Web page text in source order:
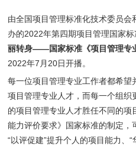
由全国项目管理标准化技术委员
办的2022年第四期项目管理国家标
丽转身——国家标准《项目管理专
2022年7月20日开播。
每一位项目管理专业工作者都希
项目管理专业人才，而每一个组
的项目管理专业人才胜任不同的
能力评价要求》国家标准的制定
“以评促建”提升个人的项目能力、